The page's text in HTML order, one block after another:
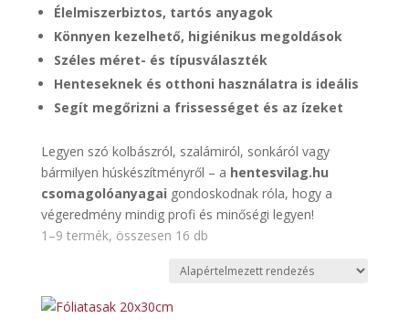
Élelmiszerbiztos, tartós anyagok
Könnyen kezelhető, higiénikus megoldások
Széles méret- és típusválaszték
Henteseknek és otthoni használatra is ideális
Segít megőrizni a frissességet és az ízeket
Legyen szó kolbászról, szalámiról, sonkáról vagy
bármilyen húskészítményről – a hentesvilag.hu
csomagolóanyagai gondoskodnak róla, hogy a
végeredmény mindig profi és minőségi legyen!
1–9 termék, összesen 16 db